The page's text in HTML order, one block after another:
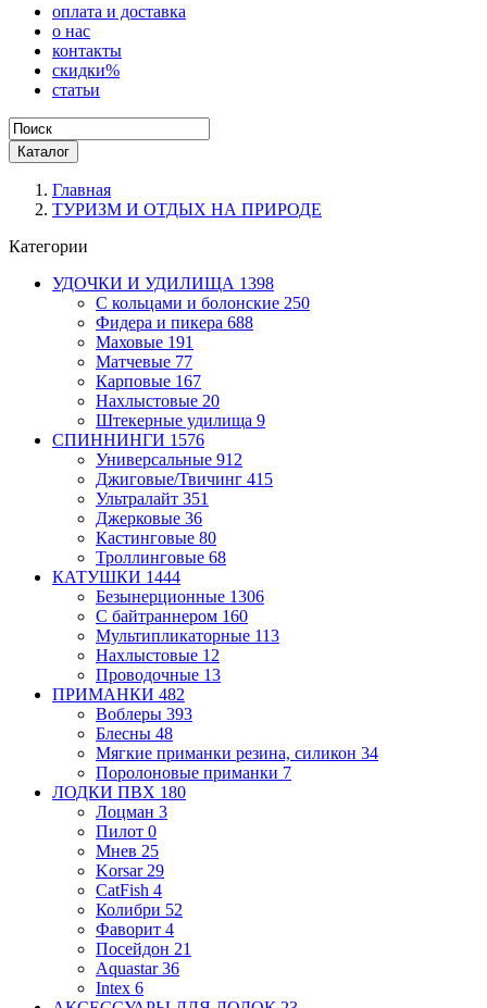
оплата и доставка
о нас
контакты
скидки%
статьи
Каталог
Главная
ТУРИЗМ И ОТДЫХ НА ПРИРОДЕ
Категории
УДОЧКИ И УДИЛИЩА 1398
С кольцами и болонские 250
Фидера и пикера 688
Маховые 191
Матчевые 77
Карповые 167
Нахлыстовые 20
Штекерные удилища 9
СПИННИНГИ 1576
Универсальные 912
Джиговые/Твичинг 415
Ультралайт 351
Джерковые 36
Кастинговые 80
Троллинговые 68
КАТУШКИ 1444
Безынерционные 1306
С байтраннером 160
Мультипликаторные 113
Нахлыстовые 12
Проводочные 13
ПРИМАНКИ 482
Воблеры 393
Блесны 48
Мягкие приманки резина, силикон 34
Поролоновые приманки 7
ЛОДКИ ПВХ 180
Лоцман 3
Пилот 0
Мнев 25
Korsar 29
CatFish 4
Колибри 52
Фаворит 4
Посейдон 21
Aquastar36
Intex 6